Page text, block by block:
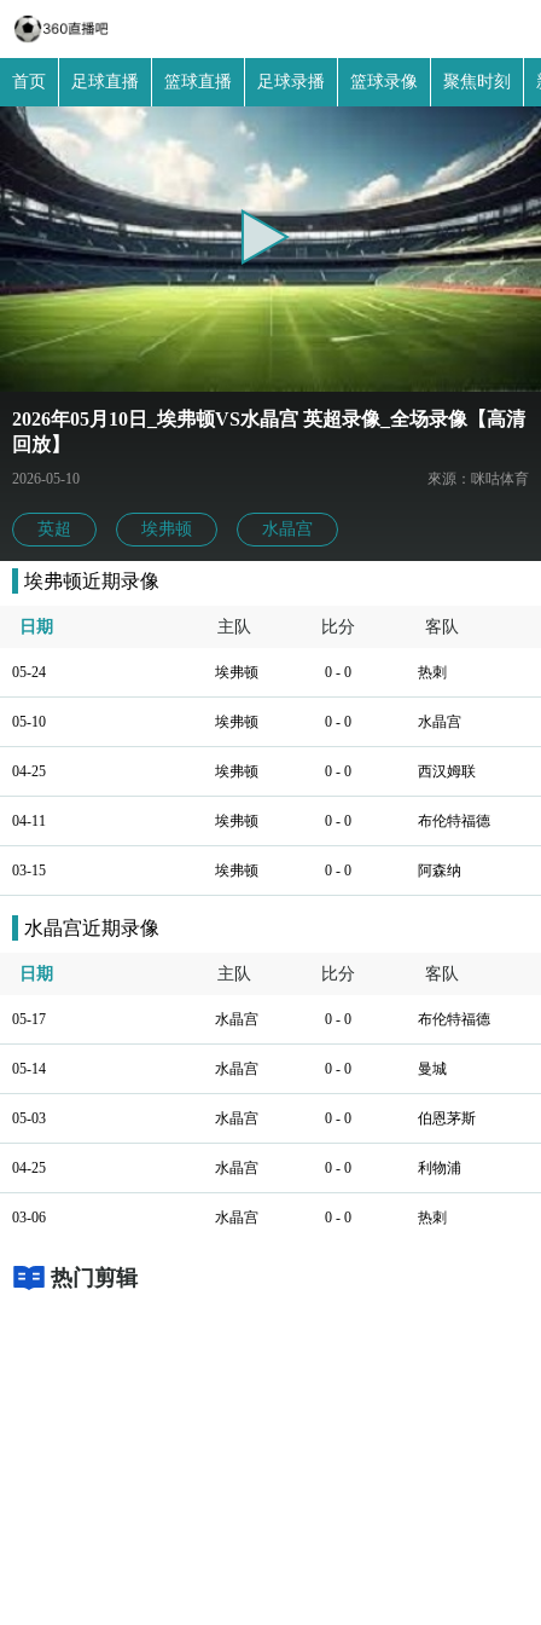
首页 足球直播 篮球直播 足球录播 篮球录像 聚焦时刻
2026年05月10日_埃弗顿VS水晶宫 英超录像_全场录像【高清
回放】
2026-05-10 來源：咪咕体育
英超 埃弗顿 水晶宫
埃弗顿近期录像
日期 主队 比分 客队
05-24 埃弗顿 0 - 0 热刺
05-10 埃弗顿 0 - 0 水晶宫
04-25 埃弗顿 0 - 0 西汉姆联
04-11 埃弗顿 0 - 0 布伦特福德
03-15 埃弗顿 0 - 0 阿森纳
水晶宫近期录像
日期 主队 比分 客队
05-17 水晶宫 0 - 0 布伦特福德
05-14 水晶宫 0 - 0 曼城
05-03 水晶宫 0 - 0 伯恩茅斯
04-25 水晶宫 0 - 0 利物浦
03-06 水晶宫 0 - 0 热刺
热门剪辑